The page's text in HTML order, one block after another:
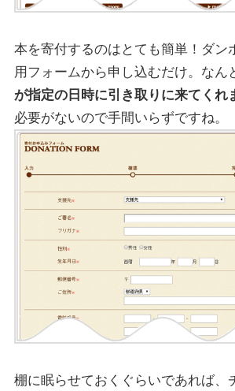
本を寄付するのはとても簡単！ダン
用フォームから申し込むだけ。なん
が指定の日時に引き取りに来てくれ
必要がないので手間いらずですね。
棚に眠らせておくぐらいであれば、